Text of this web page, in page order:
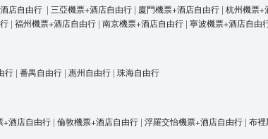
店自由行 | 三亞機票+酒店自由行 | 廈門機票+酒店自由行 | 杭州機票+
| 福州機票+酒店自由行 | 南京機票+酒店自由行 | 寧波機票+酒店自由
行 | 番禺自由行 | 惠州自由行 | 珠海自由行
+酒店自由行 | 倫敦機票+酒店自由行 | 浮羅交怡機票+酒店自由行 | 布裡